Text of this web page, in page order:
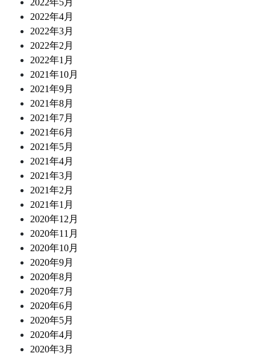
2022年5月
2022年4月
2022年3月
2022年2月
2022年1月
2021年10月
2021年9月
2021年8月
2021年7月
2021年6月
2021年5月
2021年4月
2021年3月
2021年2月
2021年1月
2020年12月
2020年11月
2020年10月
2020年9月
2020年8月
2020年7月
2020年6月
2020年5月
2020年4月
2020年3月